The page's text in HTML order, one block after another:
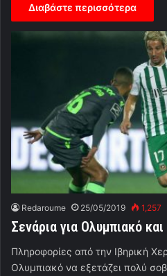
Διαβάστε περισσότερα
Redaroume 25/05/2019 1,257
Σενάρια για Ολυμπιακό
Πληροφορίες από την Ιβηρική
Ολυμπιακό να εξετάζει πολύ